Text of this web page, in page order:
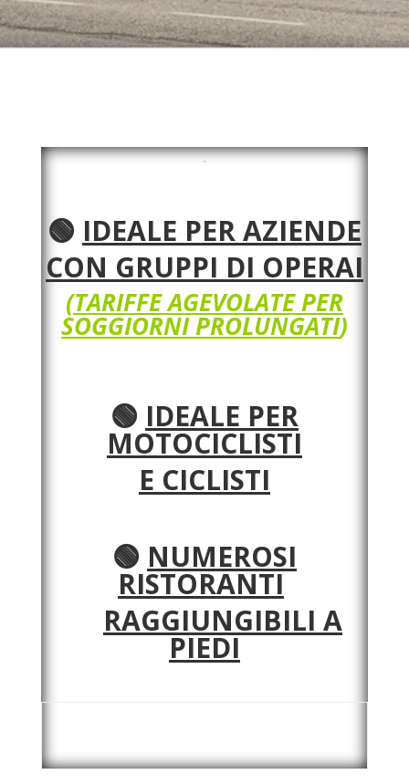
🟢 IDEALE PER AZIENDE
CON GRUPPI DI OPERAI
(TARIFFE AGEVOLATE PER
SOGGIORNI PROLUNGATI)
🟢 IDEALE PER
MOTOCICLISTI
E CICLISTI
🟢 NUMEROSI
RISTORANTI
RAGGIUNGIBILI A
PIEDI